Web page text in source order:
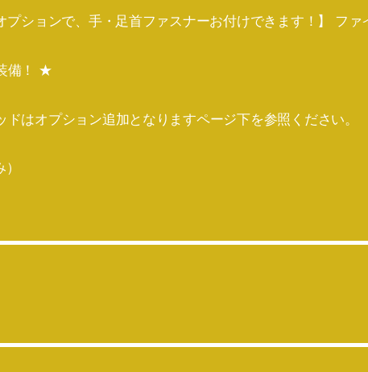
ションで、手・足首ファスナーお付けできます！】 フ
備！ ★
ドはオプション追加となりますページ下を参照ください。